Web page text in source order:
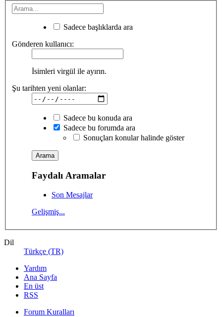
Sadece başlıklarda ara
Gönderen kullanıcı:
İsimleri virgül ile ayırın.
Şu tarihten yeni olanlar:
Sadece bu konuda ara
Sadece bu forumda ara
Sonuçları konular halinde göster
Faydalı Aramalar
Son Mesajlar
Gelişmiş...
Dil
Türkçe (TR)
Yardım
Ana Sayfa
En üst
RSS
Forum Kuralları